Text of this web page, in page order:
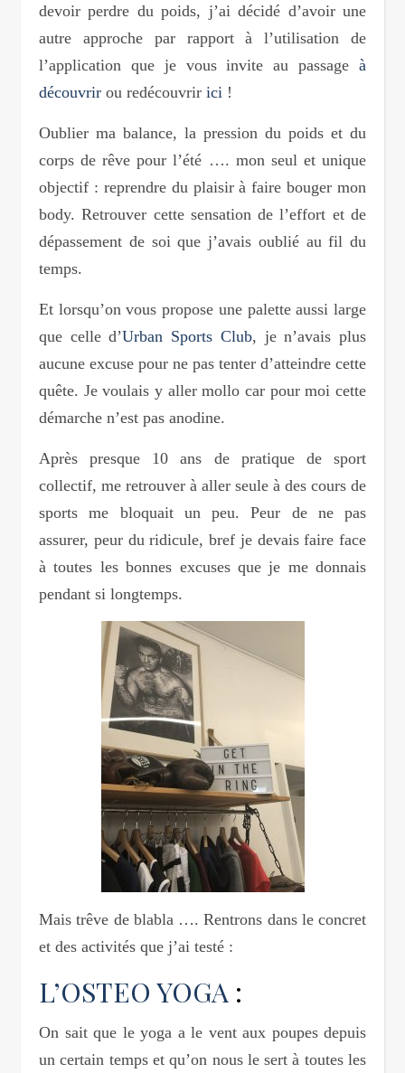
devoir perdre du poids, j’ai décidé d’avoir une
autre approche par rapport à l’utilisation de
l’application que je vous invite au passage à
découvrir ou redécouvrir ici !
Oublier ma balance, la pression du poids et du
corps de rêve pour l’été …. mon seul et unique
objectif : reprendre du plaisir à faire bouger mon
body. Retrouver cette sensation de l’effort et de
dépassement de soi que j’avais oublié au fil du
temps.
Et lorsqu’on vous propose une palette aussi large
que celle d’Urban Sports Club, je n’avais plus
aucune excuse pour ne pas tenter d’atteindre cette
quête. Je voulais y aller mollo car pour moi cette
démarche n’est pas anodine.
Après presque 10 ans de pratique de sport
collectif, me retrouver à aller seule à des cours de
sports me bloquait un peu. Peur de ne pas
assurer, peur du ridicule, bref je devais faire face
à toutes les bonnes excuses que je me donnais
pendant si longtemps.
Mais trêve de blabla …. Rentrons dans le concret
et des activités que j’ai testé :
L’OSTEO YOGA :
On sait que le yoga a le vent aux poupes depuis
un certain temps et qu’on nous le sert à toutes les